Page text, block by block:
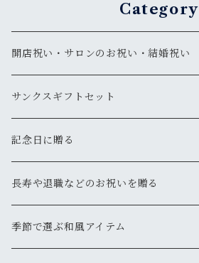
Category
開店祝い・サロンのお祝い・結婚祝い
サンクスギフトセット
記念日に贈る
長寿や退職などのお祝いを贈る
還暦
季節で選ぶ和風アイテム